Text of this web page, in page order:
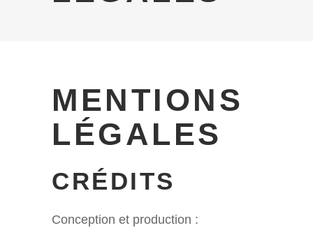
MENTIONS
LÉGALES
CRÉDITS
Conception et production :